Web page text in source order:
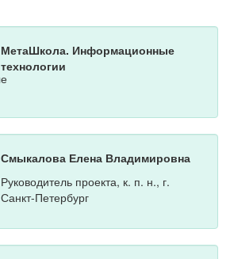
МетаШкола. Информационные
технологии
Смыкалова Елена Владимировна
Руководитель проекта, к. п. н., г.
Санкт-Петербург